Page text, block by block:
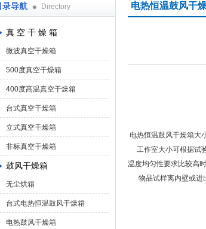
录导航 Directory
真 空 干 燥 箱
微波真空干燥箱
500度真空干燥箱
400度高温真空干燥箱
台式真空干燥箱
立式真空干燥箱
非标真空干燥箱
鼓风干燥箱
无尘烘箱
台式电热恒温鼓风干燥箱
电热鼓风干燥箱
电热恒温鼓风干
电热恒温鼓风干燥箱大
工作室大小可根据试
温度均匀性要求比较高
物品试样离内壁或进